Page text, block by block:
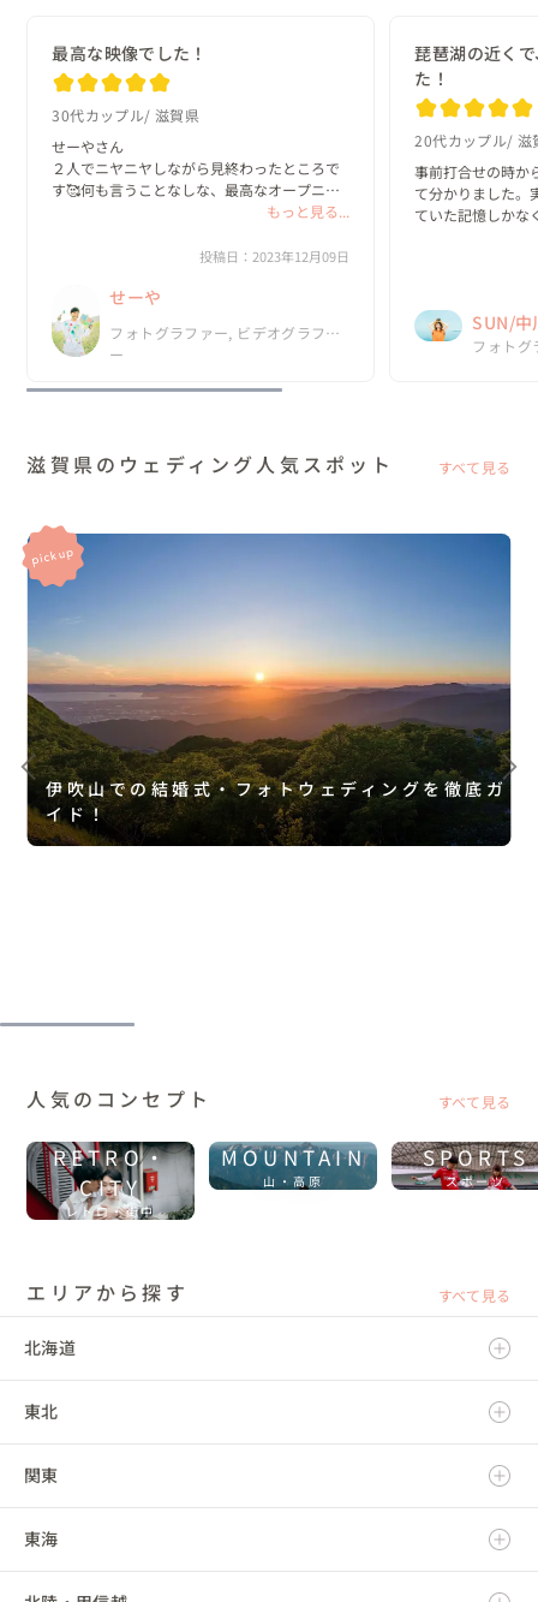
最高な映像でした！
30代カップル 滋賀県
せーやさん
２人でニヤニヤしながら見終わったところで
す🥰何も言うことなしな、最高なオープニン
もっと見る...
投稿日：2023年12月09日
せーや
フォトグラファー, ビデオグラファ
ー
琵琶湖の近く
た！
20代カップル 滋
事前打合せの時か
て分かりました。
ていた記憶しかな
SUN/中
フォトグ
滋賀県のウェディング人気スポット すべて見る
伊吹山での結婚式・フォトウェディングを徹底ガ
イド！
人気のコンセプト すべて見る
RETRO・
CITY
レトロ・街中
MOUNTAIN
山・高原
SPORTS
スポーツ
エリアから探す すべて見る
北海道
北海道
東北
青森県
岩手県
関東
茨城県
東海